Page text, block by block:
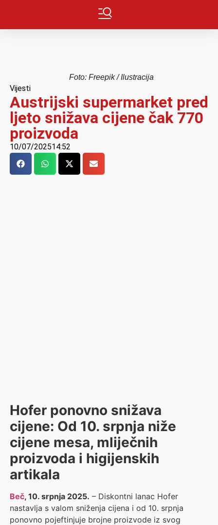
Foto: Freepik / Ilustracija
Vijesti
Austrijski supermarket pred
ljeto snižava cijene čak 770
proizvoda
10/07/202514:52
Hofer ponovno snižava
cijene: Od 10. srpnja niže
cijene mesa, mliječnih
proizvoda i higijenskih
artikala
Beč, 10. srpnja 2025. – Diskontni lanac Hofer
nastavlja s valom sniženja cijena i od 10. srpnja
ponovno pojeftinjuje brojne proizvode iz svog